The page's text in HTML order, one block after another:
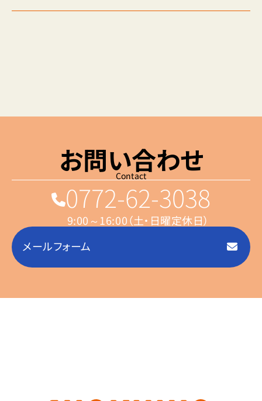
お問い合わせ
Contact
0772-62-3038
9:00～16:00（土・日曜定休日）
メールフォーム